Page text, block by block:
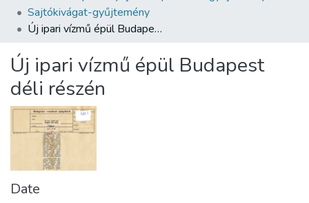
All of DSpace
Statistics
About us
Sajtókivágat-gyűjtemény
Új ipari vízmű épül Budapest déli részén
Új ipari vízmű épül Budapest
déli részén
Date